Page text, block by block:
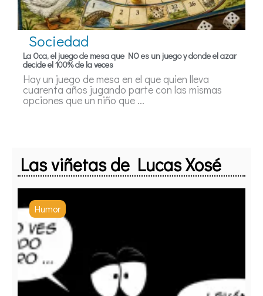
Sociedad
La Oca, el juego de mesa que NO es un juego y donde el azar
decide el 100% de la veces
Hay un juego de mesa en el que quien lleva
cuarenta años jugando parte con las mismas
opciones que un niño que ...
Las viñetas de Lucas Xosé
Humor